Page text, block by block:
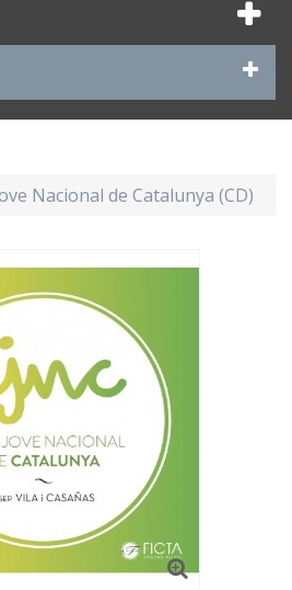
Nacional de Catalunya (CD)